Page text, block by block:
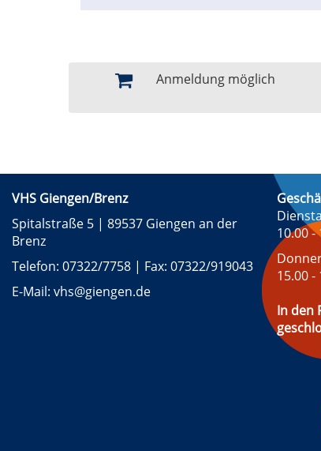
Anmeldung möglich
VHS Giengen/Brenz
Spitalstraße 5 | 89537 Giengen an der
Brenz
Telefon: 07322/7758 | Fax: 07322/919043
E-Mail: vhs@giengen.de
10.00 -
15.00 -
In den